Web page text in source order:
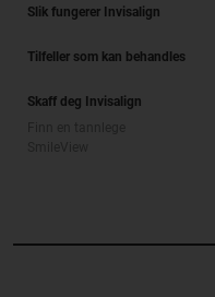
Slik fungerer Invisalign
Tilfeller som kan behandles
Skaff deg Invisalign